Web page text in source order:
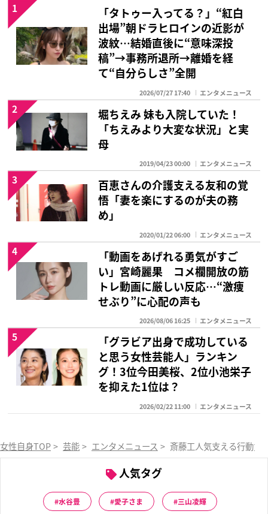
「タトゥー入ってる？」“紅白
出場”朝ドラヒロインの近影が
波紋…結婚直後に“意味深投
稿”→事務所退所→離婚を経
て“自分らしさ”全開
2026/07/27 17:40 エンタメニュース
1
堀ちえみ 妹も入院していた！
「ちえみより大変な状況」と実
母
2019/04/23 00:00 エンタメニュース
2
百恵さんの介護支える友和の覚
悟「妻を楽にするのが夫の務
め」
2020/01/22 06:00 エンタメニュース
3
「動画をあげれる勇気がすご
い」宮崎麗果 コメ欄開放の筋
トレ動画に厳しい反応…“激痩
せぶり”に心配の声も
2026/08/06 16:25 エンタメニュース
4
「グラビア出身で成功している
と思う女性芸能人」ランキン
グ！3位今田美桜、2位小池栄子
を抑えた1位は？
2026/02/22 11:00 エンタメニュース
5
女性自身TOP > 芸能 > エンタメニュース > 斎藤工人気支える行動力
人気タグ
水谷豊 愛子さま 三山凌輝